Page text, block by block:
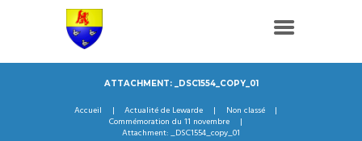
ATTACHMENT: _DSC1554_COPY_01
Accueil Actualité de Lewarde
Non classé
Commémoration du 11 novembre
Attachment: _DSC1554_copy_01